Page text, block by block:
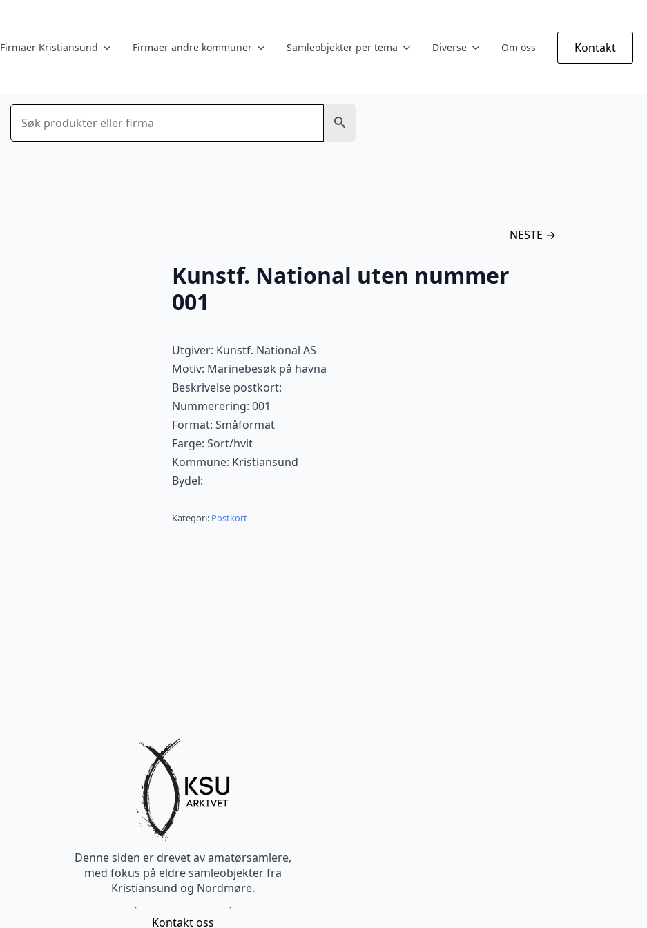
Firmaer Kristiansund Firmaer andre kommuner Samleobjekter per tema Diverse Om oss Kontakt
Søk
NESTE →
Kunstf. National uten nummer
001
Utgiver: Kunstf. National AS
Motiv: Marinebesøk på havna
Beskrivelse postkort:
Nummerering: 001
Format: Småformat
Farge: Sort/hvit
Kommune: Kristiansund
Bydel:
Kategori: Postkort
Denne siden er drevet av amatørsamlere,
med fokus på eldre samleobjekter fra
Kristiansund og Nordmøre.
Kontakt oss